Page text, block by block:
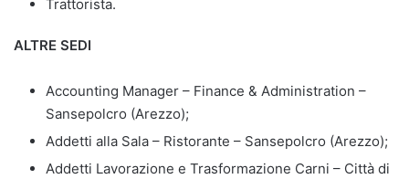
Trattorista.
ALTRE SEDI
Accounting Manager – Finance & Administration –
Sansepolcro (Arezzo);
Addetti alla Sala – Ristorante – Sansepolcro (Arezzo);
Addetti Lavorazione e Trasformazione Carni – Città di